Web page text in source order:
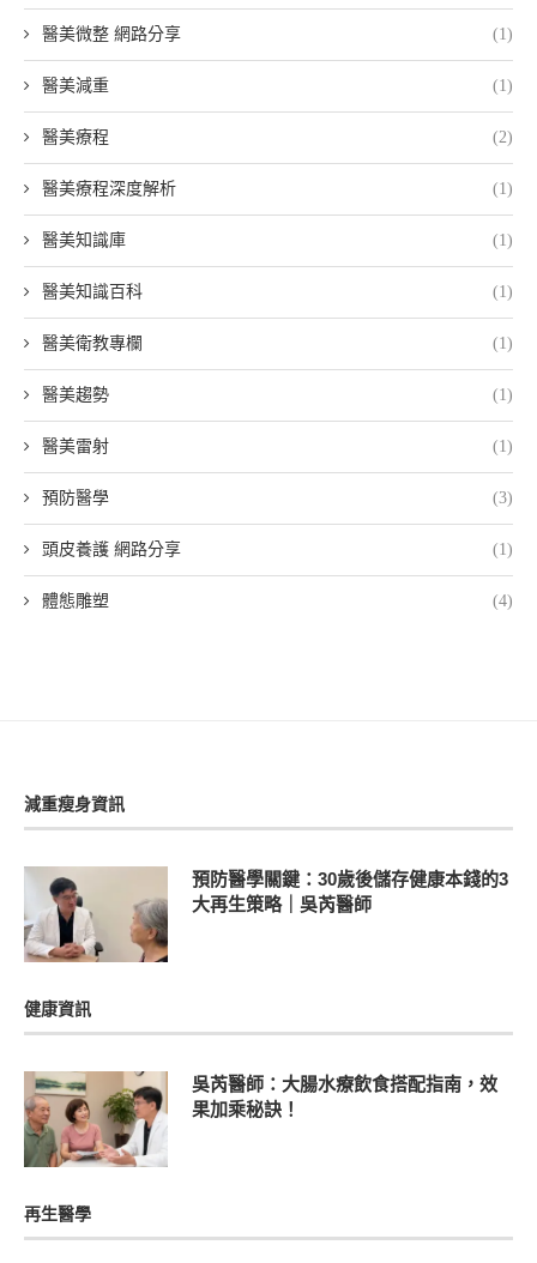
醫美微整 網路分享 (1)
醫美減重 (1)
醫美療程 (2)
醫美療程深度解析 (1)
醫美知識庫 (1)
醫美知識百科 (1)
醫美衛教專欄 (1)
醫美趨勢 (1)
醫美雷射 (1)
預防醫學 (3)
頭皮養護 網路分享 (1)
體態雕塑 (4)
減重瘦身資訊
預防醫學關鍵：30歲後儲存健康本錢的3
大再生策略｜吳芮醫師
健康資訊
吳芮醫師：大腸水療飲食搭配指南，效
果加乘秘訣！
再生醫學